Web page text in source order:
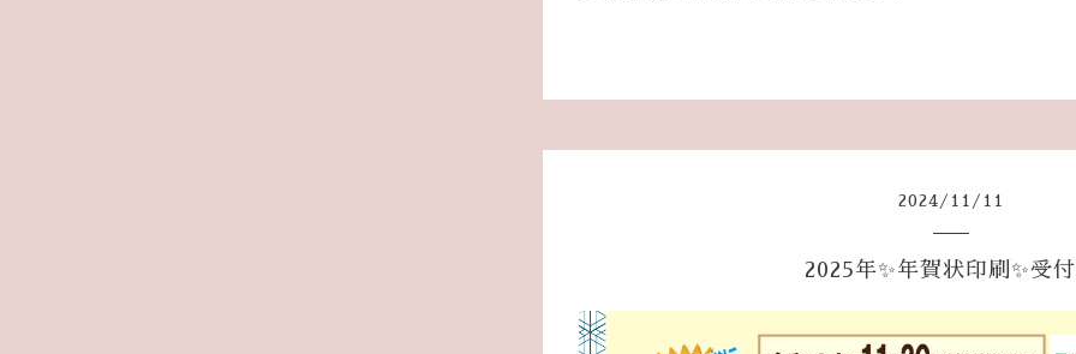
2024 / 11 / 11
2025年✨️年賀状印刷✨️受